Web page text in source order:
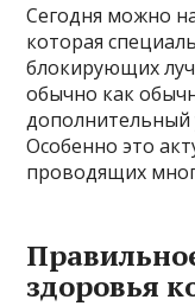
Сегодня можно
которая
блокирующих
обычно как
дополнительный
Особенно это
проводящих
здоровья